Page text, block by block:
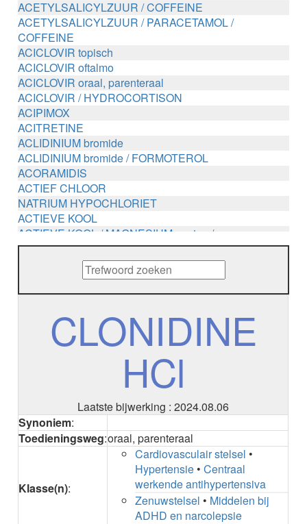
ACETYLSALICYLZUUR / COFFEINE
ACETYLSALICYLZUUR / PARACETAMOL /
COFFEINE
ACICLOVIR topisch
ACICLOVIR oftalmo
ACICLOVIR oraal, parenteraal
ACICLOVIR / HYDROCORTISON
ACIPIMOX
ACITRETINE
ACLIDINIUM bromide
ACLIDINIUM bromide / FORMOTEROL
ACORAMIDIS
ACTIEF CHLOOR
NATRIUM HYPOCHLORIET
ACTIEVE KOOL
ACTIEVE KOOL / MAGNESIUM zouten /
METHENAMINE
ADALIMUMAB
ADAPALEEN
ADAPALEEN / BENZOYLPEROXIDE
ADENOSINE
AESCINE
AFLIBERCEPT parenteraal
AFLIBERCEPT intravitreaal
AGALSIDASE alfa
AGALSIDASE bèta
AGOMELATINE
ALBUTREPENONACOG ALFA
Stollingsfactor IX; Factor IX
CLONIDINE
HCl
Laatste bijwerking : 2024.08.06
Synoniem:
Toedieningsweg:oraal, parenteraal
Klasse(n):
Cardiovasculair stelsel •
Hypertensie •Centraal
werkende antihypertensiva
Zenuwstelsel • Middelen bij
ADHD en narcolepsie